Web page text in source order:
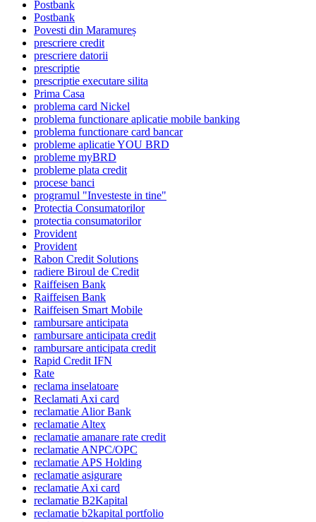
Postbank
Postbank
Povesti din Maramureș
prescriere credit
prescriere datorii
prescriptie
prescriptie executare silita
Prima Casa
problema card Nickel
problema functionare aplicatie mobile banking
problema functionare card bancar
probleme aplicatie YOU BRD
probleme myBRD
probleme plata credit
procese banci
programul "Investeste in tine"
Protectia Consumatorilor
protectia consumatorilor
Provident
Provident
Rabon Credit Solutions
radiere Biroul de Credit
Raiffeisen Bank
Raiffeisen Bank
Raiffeisen Smart Mobile
rambursare anticipata
rambursare anticipata credit
rambursare anticipata credit
Rapid Credit IFN
Rate
reclama inselatoare
Reclamati Axi card
reclamatie Alior Bank
reclamatie Altex
reclamatie amanare rate credit
reclamatie ANPC/OPC
reclamatie APS Holding
reclamatie asigurare
reclamatie Axi card
reclamatie B2Kapital
reclamatie b2kapital portfolio